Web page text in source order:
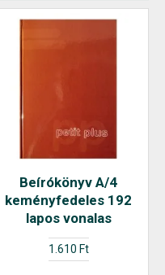
Beírókönyv A/4
keményfedeles 192
lapos vonalas
1.610 Ft